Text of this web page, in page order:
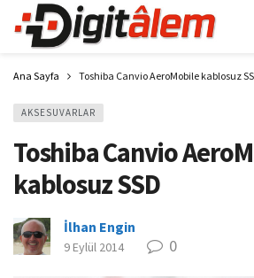
Ana Sayfa Toshiba Canvio AeroMobile kablosuz
AKSESUVARLAR
Toshiba Canvio
kablosuz SSD
İlhan Engin
9 Eylül 2014 0